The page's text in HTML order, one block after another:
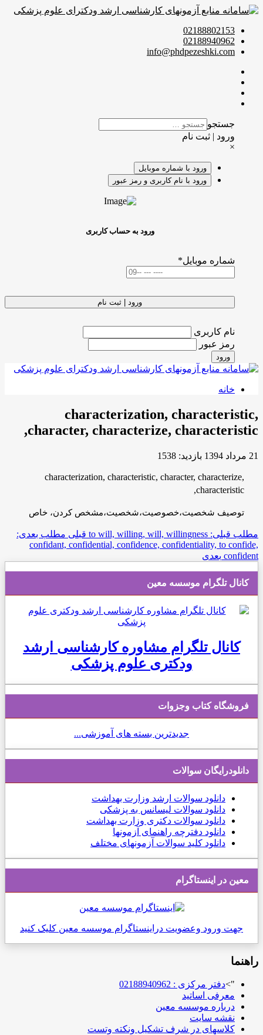
02188802153
02188940962
info@phdpezeshki.com
جستجو
ورود | ثبت نام
×
ورود با شماره موبایل
ورود با نام کاربری و رمز عبور
ورود به حساب کاربری
شماره موبایل*
ورود | ثبت نام
نام کاربری
رمز عبور
ورود
خانه
characterization, characteristic,
character, characterize, characteristic,
21 مرداد 1394 بازدید: 1538
characterization, characteristic, character, characterize,
characteristic,
توصيف شخصيت،خصوصيت،شخصيت،مشخص كردن، خاص
مطلب قبلی: to will, willing, will, willingness قبلی مطلب بعدی:
confidant, confidential, confidence, confidentiality, to confide,
confident بعدی
کانال تلگرام موسسه معین
کانال تلگرام مشاوره کارشناسی ارشد
ودکتری علوم پزشکی
فروشگاه کتاب وجزوات
جدیدترین بسته های آموزشی...
دانلودرایگان سوالات
دانلود سوالات ارشد وزارت بهداشت
دانلود سوالات لیسانس به پزشکی
دانلود سوالات دکتری وزارت بهداشت
دانلود دفترچه راهنمای آزمونها
دانلود کلید سوالات آزمونهای مختلف
معین در اینستاگرام
جهت ورود وعضویت دراینستاگرام موسسه معین کلیک کنید
راهنما
">دفتر مرکزی : 02188940962
معرفی اساتید
درباره موسسه معین
نقشه سایت
کلاسهای در شرف تشکیل ونکته وتست